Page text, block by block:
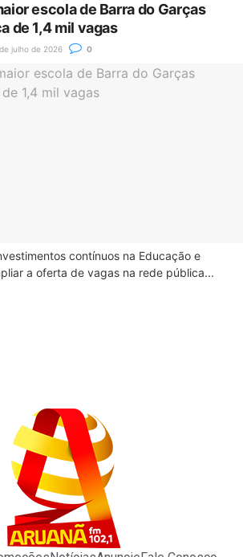
escola de Barra do Garças
de 1,4 mil vagas
julho de 2026 0
contínuos na Educação e
a oferta de vagas na rede pública...